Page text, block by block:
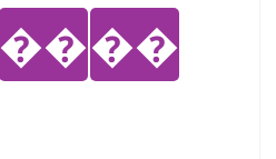
����